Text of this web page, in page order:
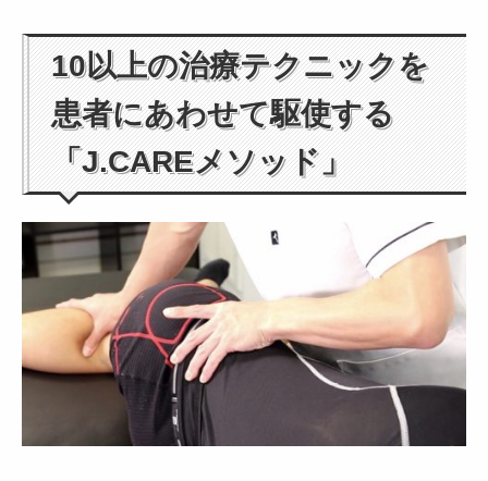
10以上の治療テクニックを
患者にあわせて駆使する
「J.CAREメソッド」